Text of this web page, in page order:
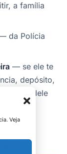
Veja
a família
da Polícia
— se ele te
depósito,
nome dele